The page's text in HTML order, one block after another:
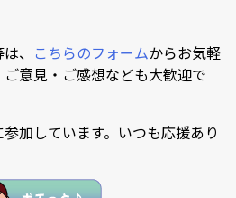
、 こちらのフォームからお気軽
意見・ご感想なども大歓迎で
加しています。いつも応援あり